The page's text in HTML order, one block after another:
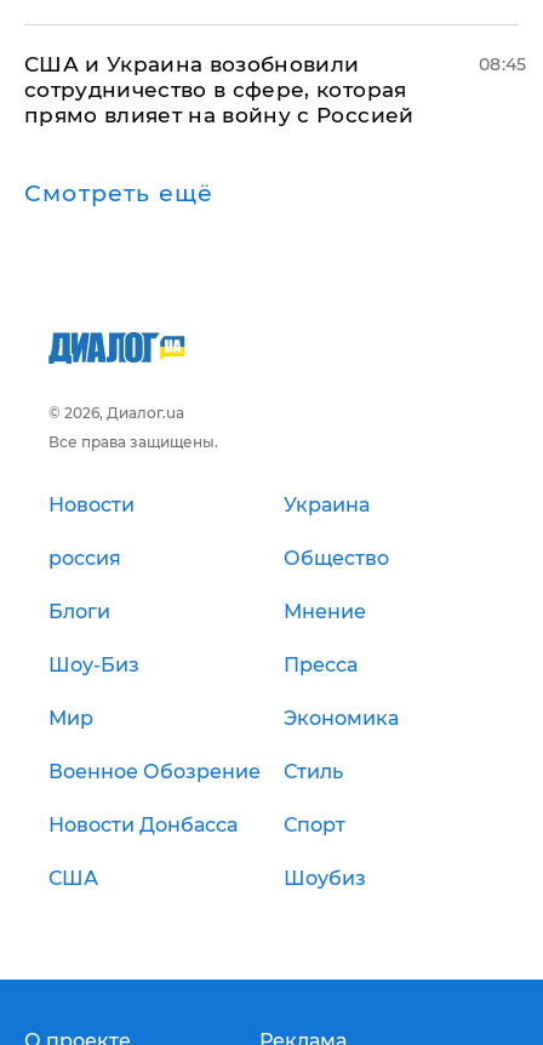
США и Украина возобновили
сотрудничество в сфере, которая
прямо влияет на войну с Россией
08:45
Смотреть ещё
© 2026, Диалог.ua
Все права защищены.
Новости Украина
россия Общество
Блоги Мнение
Шоу-Биз Пресса
Мир Экономика
Военное Обозрение Стиль
Новости Донбасса Спорт
США Шоубиз